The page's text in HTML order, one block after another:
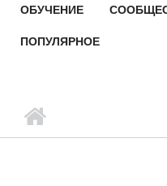
ОБУЧЕНИЕ
ПОПУЛЯРНОЕ